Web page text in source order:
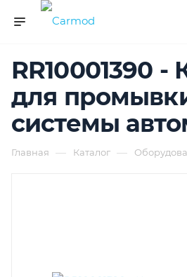
RR10001390 -
для
системы
Главная — Каталог —